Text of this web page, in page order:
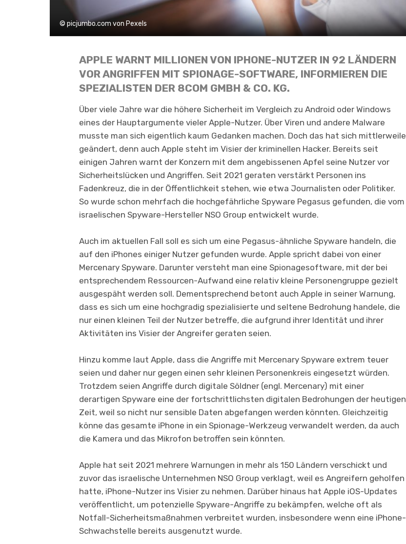
© picjumbo.com von Pexels
APPLE WARNT MILLIONEN VON IPHONE-NUTZER IN 92 LÄNDERN
VOR ANGRIFFEN MIT SPIONAGE-SOFTWARE, INFORMIEREN DIE
SPEZIALISTEN DER 8COM GMBH & CO. KG.
Über viele Jahre war die höhere Sicherheit im Vergleich zu Android oder Windows
eines der Hauptargumente vieler Apple-Nutzer. Über Viren und andere Malware
musste man sich eigentlich kaum Gedanken machen. Doch das hat sich mittlerweile
geändert, denn auch Apple steht im Visier der kriminellen Hacker. Bereits seit
einigen Jahren warnt der Konzern mit dem angebissenen Apfel seine Nutzer vor
Sicherheitslücken und Angriffen. Seit 2021 geraten verstärkt Personen ins
Fadenkreuz, die in der Öffentlichkeit stehen, wie etwa Journalisten oder Politiker.
So wurde schon mehrfach die hochgefährliche Spyware Pegasus gefunden, die vom
israelischen Spyware-Hersteller NSO Group entwickelt wurde.
Auch im aktuellen Fall soll es sich um eine Pegasus-ähnliche Spyware handeln, die
auf den iPhones einiger Nutzer gefunden wurde. Apple spricht dabei von einer
Mercenary Spyware. Darunter versteht man eine Spionagesoftware, mit der bei
entsprechendem Ressourcen-Aufwand eine relativ kleine Personengruppe gezielt
ausgespäht werden soll. Dementsprechend betont auch Apple in seiner Warnung,
dass es sich um eine hochgradig spezialisierte und seltene Bedrohung handele, die
nur einen kleinen Teil der Nutzer betreffe, die aufgrund ihrer Identität und ihrer
Aktivitäten ins Visier der Angreifer geraten seien.
Hinzu komme laut Apple, dass die Angriffe mit Mercenary Spyware extrem teuer
seien und daher nur gegen einen sehr kleinen Personenkreis eingesetzt würden.
Trotzdem seien Angriffe durch digitale Söldner (engl. Mercenary) mit einer
derartigen Spyware eine der fortschrittlichsten digitalen Bedrohungen der heutigen
Zeit, weil so nicht nur sensible Daten abgefangen werden könnten. Gleichzeitig
könne das gesamte iPhone in ein Spionage-Werkzeug verwandelt werden, da auch
die Kamera und das Mikrofon betroffen sein könnten.
Apple hat seit 2021 mehrere Warnungen in mehr als 150 Ländern verschickt und
zuvor das israelische Unternehmen NSO Group verklagt, weil es Angreifern geholfen
hatte, iPhone-Nutzer ins Visier zu nehmen. Darüber hinaus hat Apple iOS-Updates
veröffentlicht, um potenzielle Spyware-Angriffe zu bekämpfen, welche oft als
Notfall-Sicherheitsmaßnahmen verbreitet wurden, insbesondere wenn eine iPhone-
Schwachstelle bereits ausgenutzt wurde.